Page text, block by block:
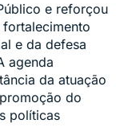
e reforçou
e da defesa
agenda
da atuação
do
políticas